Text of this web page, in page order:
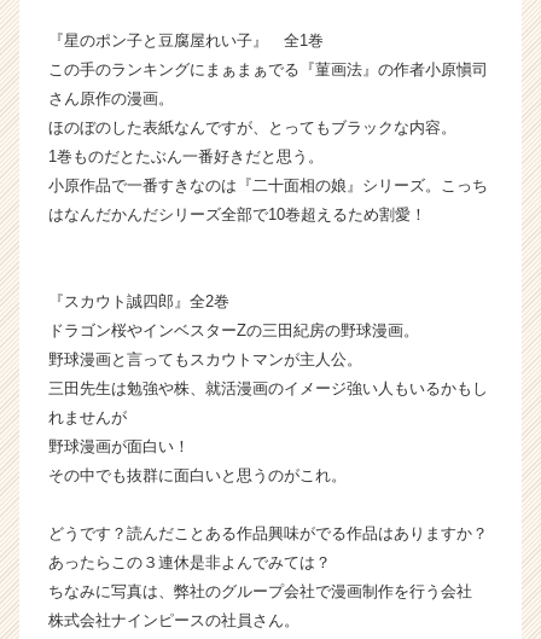
『星のポン子と豆腐屋れい子』 全1巻
この手のランキングにまぁまぁでる『菫画法』の作者小原愼司
さん原作の漫画。
ほのぼのした表紙なんですが、とってもブラックな内容。
1巻ものだとたぶん一番好きだと思う。
小原作品で一番すきなのは『二十面相の娘』シリーズ。こっち
はなんだかんだシリーズ全部で10巻超えるため割愛！
『スカウト誠四郎』全2巻
ドラゴン桜やインベスターZの三田紀房の野球漫画。
野球漫画と言ってもスカウトマンが主人公。
三田先生は勉強や株、就活漫画のイメージ強い人もいるかもし
れませんが
野球漫画が面白い！
その中でも抜群に面白いと思うのがこれ。
どうです？読んだことある作品興味がでる作品はありますか？
あったらこの３連休是非よんでみては？
ちなみに写真は、弊社のグループ会社で漫画制作を行う会社
株式会社ナインピースの社員さん。